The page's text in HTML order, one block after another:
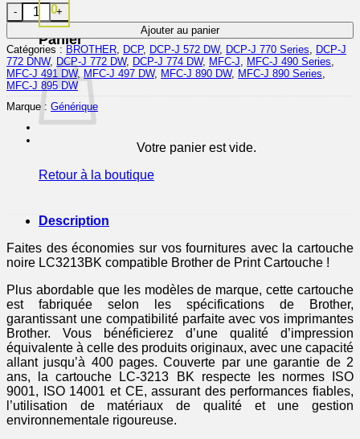
0
Panier
Votre panier est vide.
Retour à la boutique
quantité de LC3213BK - cartouche compatible Brother - noire
Ajouter au panier
Catégories : BROTHER DCP, DCP-J 572 DW, DCP-J 770 Series
DCP-J
772 DNW, DCP-J 772 DW, DCP-J 774 DW, MFC-J MFC-J 490 Series
MFC-J 491 DW, MFC-J 497 DW, MFC-J 890 DW, MFC-J 890 Series
MFC-J 895 DW
Marque : Générique
Description
Faites des économies sur vos fournitures avec la cartouche
noire LC3213BK compatible Brother de Print Cartouche !
Plus abordable que les modèles de marque, cette cartouche
est fabriquée selon les spécifications de Brother,
garantissant une compatibilité parfaite avec vos imprimantes
Brother. Vous bénéficierez d’une qualité d’impression
équivalente à celle des produits originaux, avec une capacité
allant jusqu’à 400 pages. Couverte par une garantie de 2
ans, la cartouche LC-3213 BK respecte les normes ISO
9001, ISO 14001 et CE, assurant des performances fiables,
l’utilisation de matériaux de qualité et une gestion
environnementale rigoureuse.